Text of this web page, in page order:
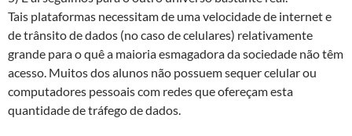
Tais plataformas necessitam de uma velocidade de internet e
de trânsito de dados (no caso de celulares) relativamente
grande para o quê a maioria esmagadora da sociedade não têm
acesso. Muitos dos alunos não possuem sequer celular ou
computadores pessoais com redes que ofereçam esta
quantidade de tráfego de dados.